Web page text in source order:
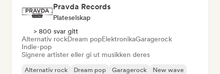
Pravda Records
Plateselskap
> 800 svar gitt
Alternativ rockDream popElektronikaGaragerock
Indie-pop
Signere artister eller gi ut musikken deres
Alternativ rock Dream pop Garagerock
New wave